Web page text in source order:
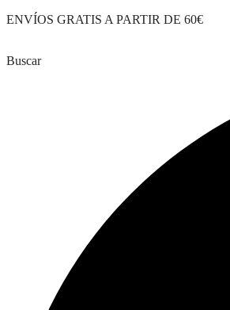
Saltar
ENVÍOS GRATIS A PARTIR DE 60€
Buscar